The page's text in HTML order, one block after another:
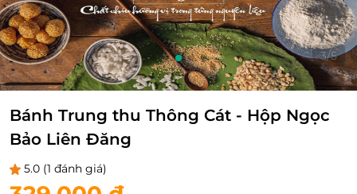
3/5
Bánh Trung thu Thông Cát - Hộp Ngọc
Bảo Liên Đăng
5.0 (1 đánh giá)